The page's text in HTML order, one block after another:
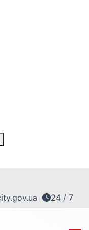
24 / 7